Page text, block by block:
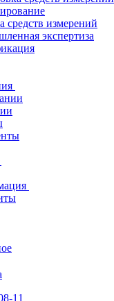
средств измерений
экспертиза
11